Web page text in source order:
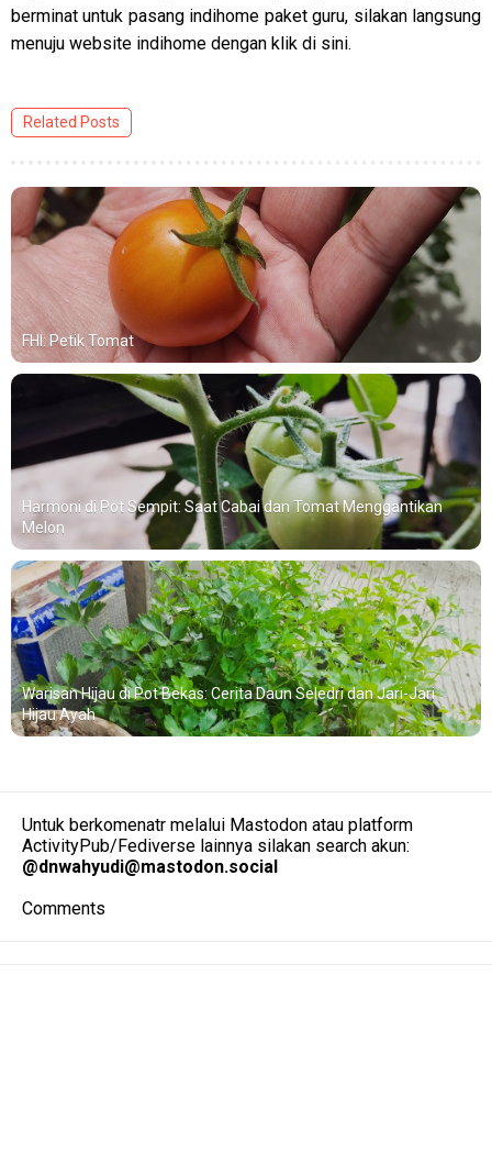
berminat untuk pasang indihome paket guru, silakan langsung
menuju website indihome dengan klik di sini.
Related Posts
FHI: Petik Tomat
Harmoni di Pot Sempit: Saat Cabai dan Tomat Menggantikan
Melon
Warisan Hijau di Pot Bekas: Cerita Daun Seledri dan Jari-Jari
Hijau Ayah
Untuk berkomenatr melalui Mastodon atau platform
ActivityPub/Fediverse lainnya silakan search akun:
@dnwahyudi@mastodon.social
Comments